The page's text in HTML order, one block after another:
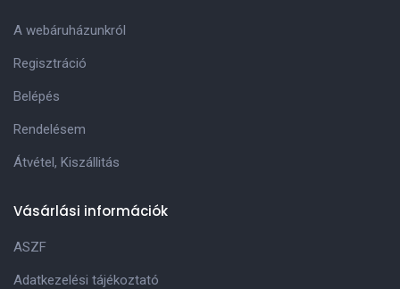
A webáruházunkról
Regisztráció
Belépés
Rendelésem
Átvétel, Kiszállitás
Vásárlási információk
ASZF
Adatkezelési tájékoztató